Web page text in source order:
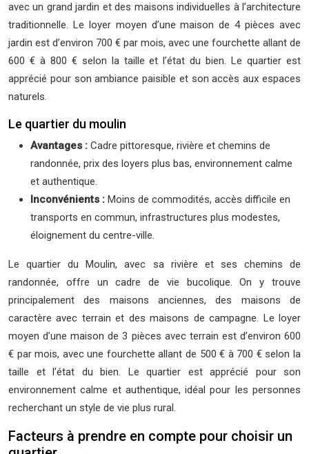
avec un grand jardin et des maisons individuelles à l’architecture
traditionnelle. Le loyer moyen d’une maison de 4 pièces avec
jardin est d’environ 700 € par mois, avec une fourchette allant de
600 € à 800 € selon la taille et l’état du bien. Le quartier est
apprécié pour son ambiance paisible et son accès aux espaces
naturels.
Le quartier du moulin
Avantages : Cadre pittoresque, rivière et chemins de
randonnée, prix des loyers plus bas, environnement calme
et authentique.
Inconvénients : Moins de commodités, accès difficile en
transports en commun, infrastructures plus modestes,
éloignement du centre-ville.
Le quartier du Moulin, avec sa rivière et ses chemins de
randonnée, offre un cadre de vie bucolique. On y trouve
principalement des maisons anciennes, des maisons de
caractère avec terrain et des maisons de campagne. Le loyer
moyen d’une maison de 3 pièces avec terrain est d’environ 600
€ par mois, avec une fourchette allant de 500 € à 700 € selon la
taille et l’état du bien. Le quartier est apprécié pour son
environnement calme et authentique, idéal pour les personnes
recherchant un style de vie plus rural.
Facteurs à prendre en compte pour choisir un